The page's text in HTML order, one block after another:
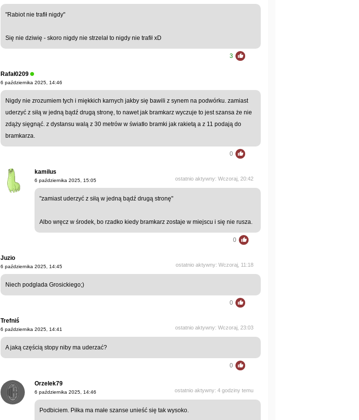
"Rabiot nie trafił nigdy"
Się nie dziwię - skoro nigdy nie strzelał to nigdy nie trafił xD
3
Rafał0209
6 października 2025, 14:46
Nigdy nie zrozumiem tych i miękkich karnych jakby się bawili z synem na podwórku. zamiast
uderzyć z siłą w jedną bądź drugą stronę, to nawet jak bramkarz wyczuje to jest szansa że nie
zdąży sięgnąć. z dystansu walą z 30 metrów w światło bramki jak rakietą a z 11 podają do
bramkarza.
0
kamilus
ostatnio aktywny: Wczoraj, 20:42
6 października 2025, 15:05
"zamiast uderzyć z siłą w jedną bądź drugą stronę"
Albo wręcz w środek, bo rzadko kiedy bramkarz zostaje w miejscu i się nie rusza.
0
Juzio
ostatnio aktywny: Wczoraj, 11:18
6 października 2025, 14:45
Niech podglada Grosickiego;)
0
Trefniś
ostatnio aktywny: Wczoraj, 23:03
6 października 2025, 14:41
A jaką częścią stopy niby ma uderzać?
0
Orzelek79
ostatnio aktywny: 4 godziny temu
6 października 2025, 14:46
Podbiciem. Piłka ma małe szanse unieść się tak wysoko.